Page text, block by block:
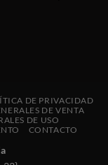
DE PRIVACIDAD
DE VENTA
DE USO
CONTACTO